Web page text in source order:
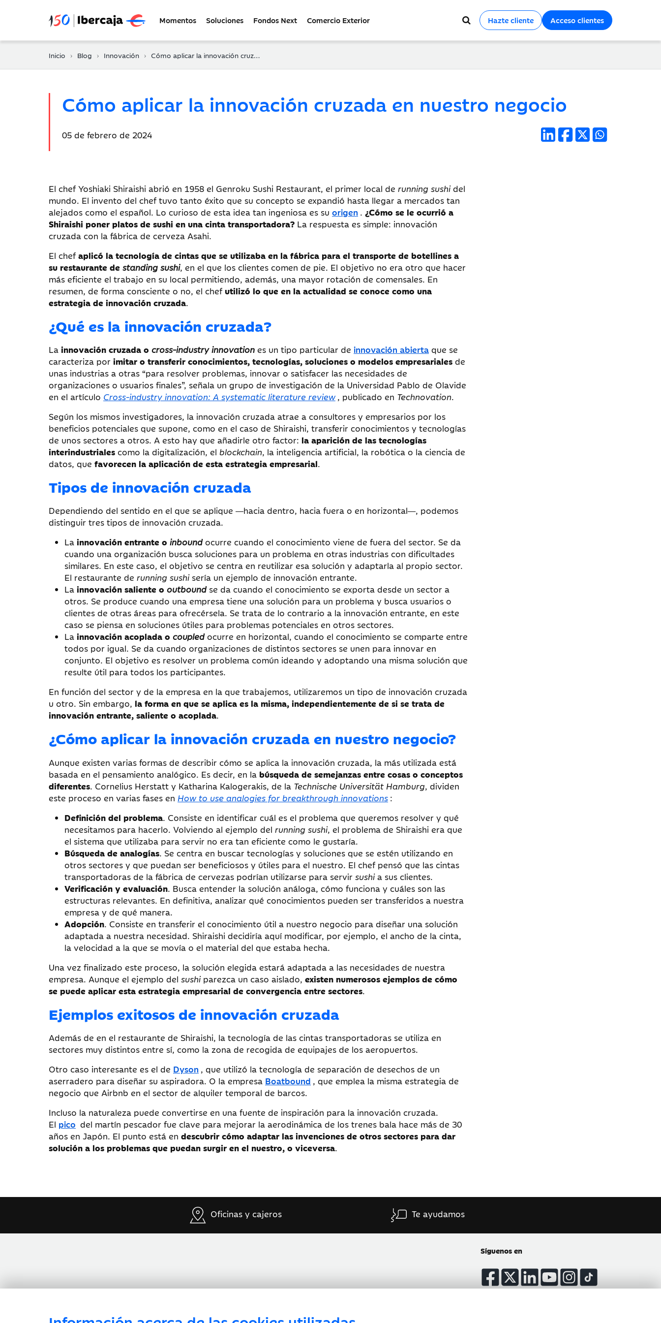
Momentos Soluciones Fondos Next Comercio Exterior Hazte cliente Acceso clientes
Inicio Blog Innovación Cómo aplicar la innovación cruzada en nuestro negocio
Cómo aplicar la innovación cruzada en nuestro negocio
Fecha
05 de febrero de 2024
El chef Yoshiaki Shiraishi abrió en 1958 el Genroku Sushi Restaurant, el primer local de running sushidel
mundo. El invento del chef tuvo tanto éxito que su concepto se expandió hasta llegar a mercados tan
alejados como el español. Lo curioso de esta idea tan ingeniosa es su origen . ¿Cómo se le ocurrió a
Shiraishi poner platos de sushi en una cinta transportadora? La respuesta es simple: innovación
cruzada con la fábrica de cerveza Asahi.
El chef aplicó la tecnología de cintas que se utilizaba en la fábrica para el transporte de botellines a
su restaurante de standing sushi, en el que los clientes comen de pie. El objetivo no era otro que hacer
más eficiente el trabajo en su local permitiendo, además, una mayor rotación de comensales. En
resumen, de forma consciente o no, el chef utilizó lo que en la actualidad se conoce como una
estrategia de innovación cruzada.
¿Qué es la innovación cruzada?
La innovación cruzada o cross-industry innovation es un tipo particular de innovación abierta que se
caracteriza por imitar o transferir conocimientos, tecnologías, soluciones o modelos empresariales de
unas industrias a otras “para resolver problemas, innovar o satisfacer las necesidades de
organizaciones o usuarios finales”, señala un grupo de investigación de la Universidad Pablo de Olavide
en el artículo Cross-industry innovation: A systematic literature review , publicado en Technovation.
Según los mismos investigadores, la innovación cruzada atrae a consultores y empresarios por los
beneficios potenciales que supone, como en el caso de Shiraishi, transferir conocimientos y tecnologías
de unos sectores a otros. A esto hay que añadirle otro factor: la aparición de las tecnologías
interindustriales como la digitalización, el blockchain, la inteligencia artificial, la robótica o la ciencia de
datos, que favorecen la aplicación de esta estrategia empresarial.
Tipos de innovación cruzada
Dependiendo del sentido en el que se aplique ―hacia dentro, hacia fuera o en horizontal―, podemos
distinguir tres tipos de innovación cruzada.
La innovación entrante o inboundocurre cuando el conocimiento viene de fuera del sector. Se da
cuando una organización busca soluciones para un problema en otras industrias con dificultades
similares. En este caso, el objetivo se centra en reutilizar esa solución y adaptarla al propio sector.
El restaurante de running sushisería un ejemplo de innovación entrante.
La innovación saliente o outboundse da cuando el conocimiento se exporta desde un sector a
otros. Se produce cuando una empresa tiene una solución para un problema y busca usuarios o
clientes de otras áreas para ofrecérsela. Se trata de lo contrario a la innovación entrante, en este
caso se piensa en soluciones útiles para problemas potenciales en otros sectores.
La innovación acoplada o coupled ocurre en horizontal, cuando el conocimiento se comparte entre
todos por igual. Se da cuando organizaciones de distintos sectores se unen para innovar en
conjunto. El objetivo es resolver un problema común ideando y adoptando una misma solución que
resulte útil para todos los participantes.
En función del sector y de la empresa en la que trabajemos, utilizaremos un tipo de innovación cruzada
u otro. Sin embargo, la forma en que se aplica es la misma, independientemente de si se trata de
innovación entrante, saliente o acoplada.
¿Cómo aplicar la innovación cruzada en nuestro negocio?
Aunque existen varias formas de describir cómo se aplica la innovación cruzada, la más utilizada está
basada en el pensamiento analógico. Es decir, en la búsqueda de semejanzas entre cosas o conceptos
diferentes. Cornelius Herstatt y Katharina Kalogerakis, de la Technische Universität Hamburg, dividen
este proceso en varias fases en How to use analogies for breakthrough innovations :
Definición del problema. Consiste en identificar cuál es el problema que queremos resolver y qué
necesitamos para hacerlo. Volviendo al ejemplo del running sushi, el problema de Shiraishi era que
el sistema que utilizaba para servir no era tan eficiente como le gustaría.
Búsqueda de analogías. Se centra en buscar tecnologías y soluciones que se estén utilizando en
otros sectores y que puedan ser beneficiosos y útiles para el nuestro. El chef pensó que las cintas
transportadoras de la fábrica de cervezas podrían utilizarse para servir sushia sus clientes.
Verificación y evaluación. Busca entender la solución análoga, cómo funciona y cuáles son las
estructuras relevantes. En definitiva, analizar qué conocimientos pueden ser transferidos a nuestra
empresa y de qué manera.
Adopción. Consiste en transferir el conocimiento útil a nuestro negocio para diseñar una solución
adaptada a nuestra necesidad. Shiraishi decidiría aquí modificar, por ejemplo, el ancho de la cinta,
la velocidad a la que se movía o el material del que estaba hecha.
Una vez finalizado este proceso, la solución elegida estará adaptada a las necesidades de nuestra
empresa. Aunque el ejemplo del sushiparezca un caso aislado, existen numerosos ejemplos de cómo
se puede aplicar esta estrategia empresarial de convergencia entre sectores.
Ejemplos exitosos de innovación cruzada
Además de en el restaurante de Shiraishi, la tecnología de las cintas transportadoras se utiliza en
sectores muy distintos entre sí, como la zona de recogida de equipajes de los aeropuertos.
Otro caso interesante es el de Dyson , que utilizó la tecnología de separación de desechos de un
aserradero para diseñar su aspiradora. O la empresa Boatbound , que emplea la misma estrategia de
negocio que Airbnb en el sector de alquiler temporal de barcos.
Incluso la naturaleza puede convertirse en una fuente de inspiración para la innovación cruzada.
El pico del martín pescador fue clave para mejorar la aerodinámica de los trenes bala hace más de 30
años en Japón. El punto está en descubrir cómo adaptar las invenciones de otros sectores para dar
solución a los problemas que puedan surgir en el nuestro, o viceversa.
Oficinas y cajeros Te ayudamos
Síguenos en